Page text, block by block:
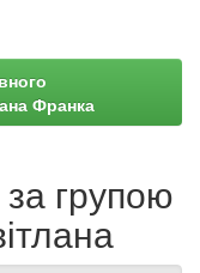
Франка
групою